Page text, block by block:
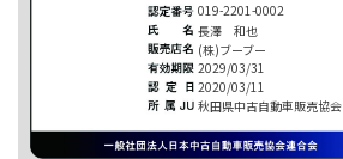
019-2201-0002
長澤 和也
(株)ブーブー
2029/03/31
2020/03/11
秋田県中古自動車販売協会